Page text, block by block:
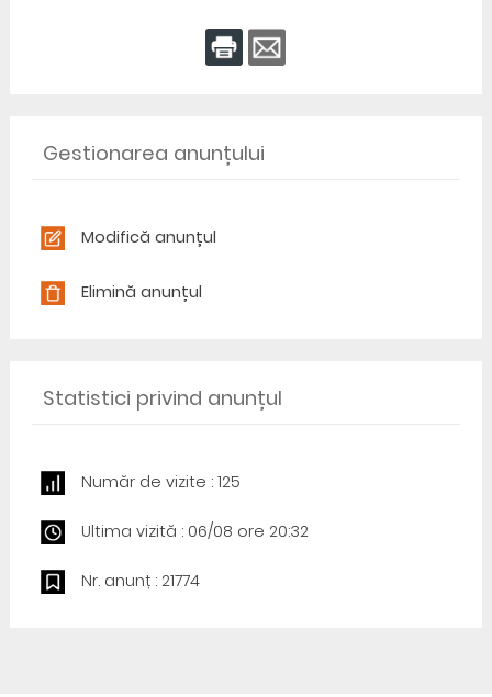
Gestionarea anunțului
Modifică anunțul
Elimină anunțul
Statistici privind anunțul
Număr de vizite : 125
Ultima vizită : 06/08 ore 20:32
Nr. anunț : 21774